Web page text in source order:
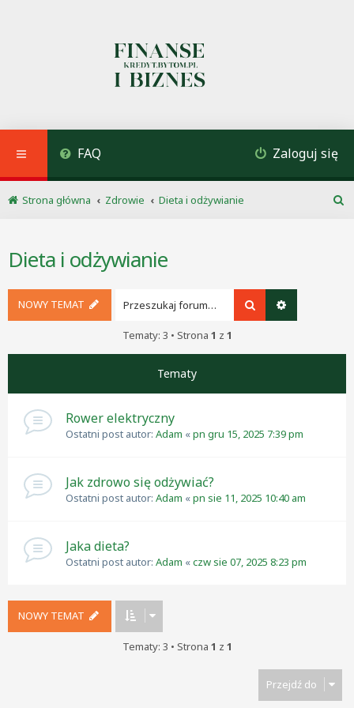
FAQ Zaloguj się
Strona główna Zdrowie
Dieta i odżywianie
Dieta i odżywianie
NOWY TEMAT Szukaj
Tematy: 3 • Strona 1 z 1
Tematy
Rower elektryczny
Ostatni post autor: Adam «pn gru 15, 2025 7:39 pm
Jak zdrowo się odżywiać?
Ostatni post autor: Adam «pn sie 11, 2025 10:40 am
Jaka dieta?
Ostatni post autor: Adam «czw sie 07, 2025 8:23 pm
NOWY TEMAT
Tematy: 3 • Strona 1 z 1
Przejdź do